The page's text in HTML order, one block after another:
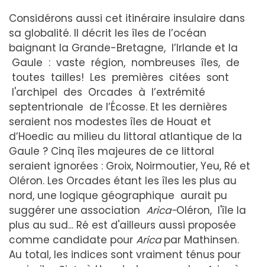
Considérons aussi cet itinéraire insulaire dans
sa globalité. Il décrit les îles de l’océan
baignant la Grande-Bretagne, l’Irlande et la
Gaule : vaste région, nombreuses îles, de
toutes tailles! Les premières citées sont
l'archipel des Orcades à l’extrémité
septentrionale de l’Écosse. Et les dernières
seraient nos modestes îles de Houat et
d’Hoedic au milieu du littoral atlantique de la
Gaule ? Cinq îles majeures de ce littoral
seraient ignorées : Groix, Noirmoutier, Yeu, Ré et
Oléron. Les Orcades étant les îles les plus au
nord, une logique géographique aurait pu
suggérer une association Arica-Oléron, l'île la
plus au sud... Ré est d'ailleurs aussi proposée
comme candidate pour Aricapar Mathinsen.
Au total, les indices sont vraiment ténus pour